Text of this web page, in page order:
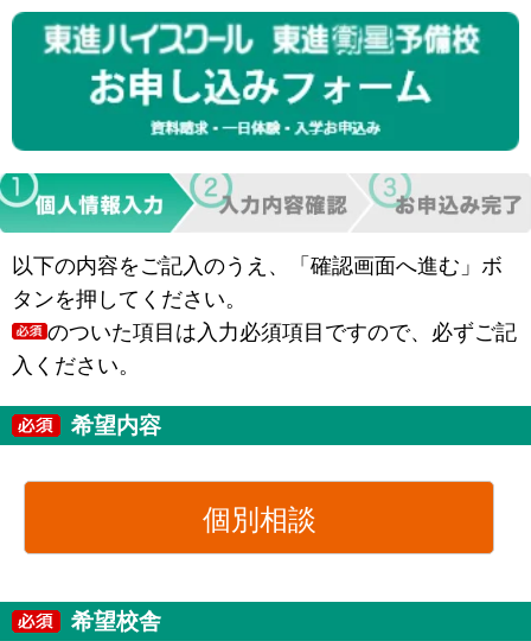
以下の内容をご記入のうえ、「確認画面へ進む」ボ
タンを押してください。
のついた項目は入力必須項目ですので、必ずご記
入ください。
希望内容
個別相談
希望校舎